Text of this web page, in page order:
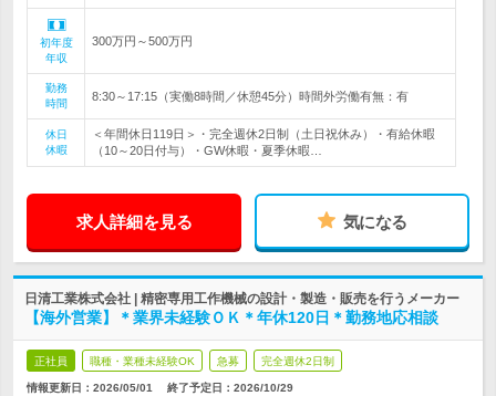
初年度
年収
300万円～500万円
勤務
時間
8:30～17:15（実働8時間／休憩45分）時間外労働有無：有
休日
休暇
＜年間休日119日＞・完全週休2日制（土日祝休み）・有給休暇
（10～20日付与）・GW休暇・夏季休暇…
求人詳細を見る 気になる
日清工業株式会社 | 精密専用工作機械の設計・製造・販売を行うメーカー
【海外営業】＊業界未経験ＯＫ＊年休120日＊勤務地応相談
正社員 職種・業種未経験OK 急募 完全週休2日制
情報更新日：2026/05/01 終了予定日： 2026/10/29